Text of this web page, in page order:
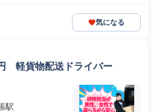
気になる
軽貨物配送ドライバー
駅